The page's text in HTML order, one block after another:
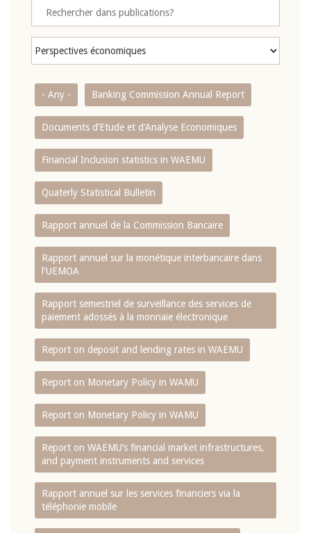
- Any - Banking Commission Annual Report
Documents d’Etude et d’Analyse Economiques
Financial Inclusion statistics in WAEMU
Quaterly Statistical Bulletin
Rapport annuel de la Commission Bancaire
Rapport annuel sur la monétique interbancaire dans
l'UEMOA
Rapport semestriel de surveillance des services de
paiement adossés à la monnaie électronique
Report on deposit and lending rates in WAEMU
Report on Monetary Policy in WAMU
Report on Monetary Policy in WAMU
Report on WAEMU’s financial market infrastructures,
and payment instruments and services
Rapport annuel sur les services financiers via la
téléphonie mobile